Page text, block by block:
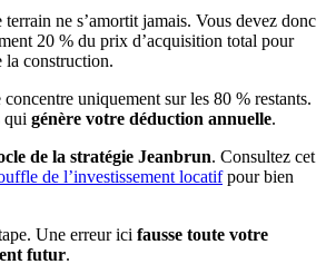
ne s’amortit jamais. Vous devez donc
20 % du prix d’acquisition total pour
la construction.
concentre uniquement sur les 80 % restants.
qui génère votre déduction annuelle.
de la stratégie Jeanbrun. Consultez cet
de l’investissement locatifpour bien
Une erreur ici fausse toute votre
futur.